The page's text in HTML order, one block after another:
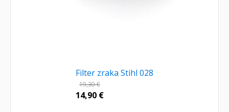
Filter zraka Stihl 028
19,30€
14,90 €